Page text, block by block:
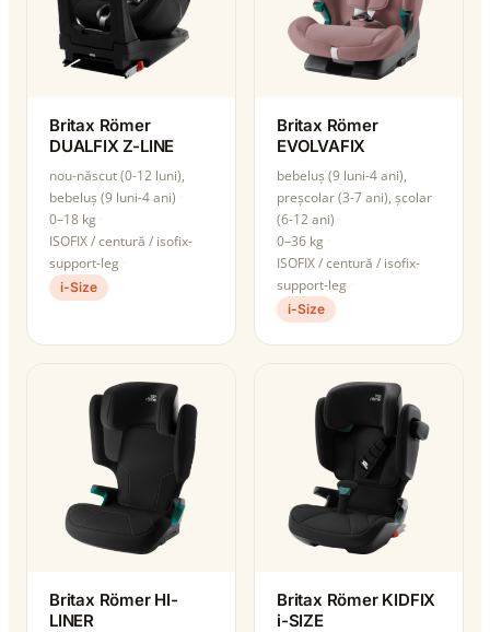
Britax Römer
DUALFIX Z-LINE
nou-născut (0-12 luni),
bebeluș (9 luni-4 ani)
0–18 kg
ISOFIX / centură / isofix-
support-leg
i-Size
Britax Römer
EVOLVAFIX
bebeluș (9 luni-4 ani),
preșcolar (3-7 ani), școlar
(6-12 ani)
0–36 kg
ISOFIX / centură / isofix-
support-leg
i-Size
Britax Römer HI-
LINER
Britax Römer KIDFIX
i-SIZE